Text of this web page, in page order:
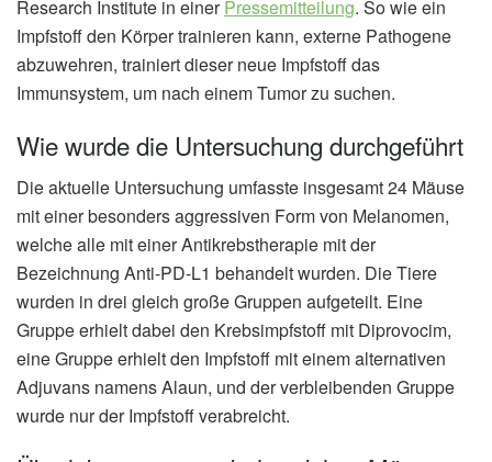
Research Institute in einerPressemitteilung. So wie ein
Impfstoff den Körper trainieren kann, externe Pathogene
abzuwehren, trainiert dieser neue Impfstoff das
Immunsystem, um nach einem Tumor zu suchen.
Wie wurde die Untersuchung durchgeführt
Die aktuelle Untersuchung umfasste insgesamt 24 Mäuse
mit einer besonders aggressiven Form von Melanomen,
welche alle mit einer Antikrebstherapie mit der
Bezeichnung Anti-PD-L1 behandelt wurden. Die Tiere
wurden in drei gleich große Gruppen aufgeteilt. Eine
Gruppe erhielt dabei den Krebsimpfstoff mit Diprovocim,
eine Gruppe erhielt den Impfstoff mit einem alternativen
Adjuvans namens Alaun, und der verbleibenden Gruppe
wurde nur der Impfstoff verabreicht.